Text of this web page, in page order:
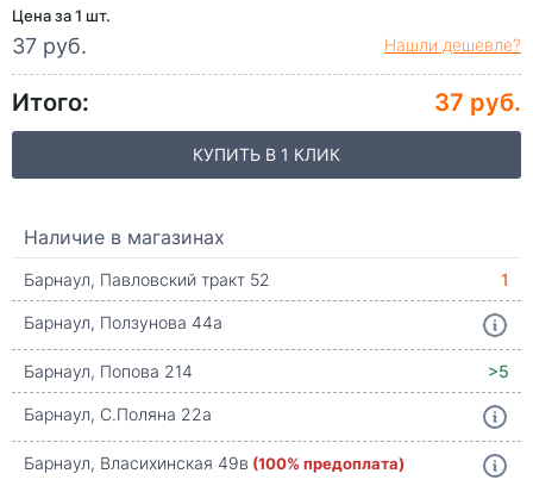
Цена за 1 шт.
37 руб. Нашли дешевле?
Итого: 37 руб.
КУПИТЬ В 1 КЛИК
Наличие в магазинах
Барнаул, Павловский тракт 52
1
Барнаул, Ползунова 44а
Барнаул, Попова 214
>5
Барнаул, С.Поляна 22а
Барнаул, Власихинская 49в (100% предоплата)